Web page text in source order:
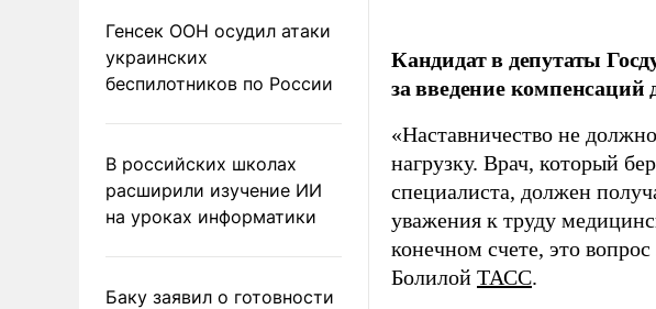
Генсек ООН осудил атаки
украинских
беспилотников по России
В российских школах
расширили изучение ИИ
на уроках информатики
Баку заявил о готовности
Кандидат в депутаты
за введение компенсаций
«Наставничество не
нагрузку. Врач, который
специалиста, должен
уважения к труду
конечном счете, это
Болилой ТАСС.